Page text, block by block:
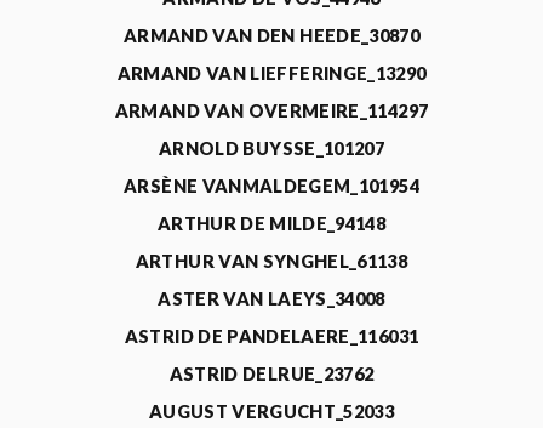
ARMAND VAN DEN HEEDE_30870
ARMAND VAN LIEFFERINGE_13290
ARMAND VAN OVERMEIRE_114297
ARNOLD BUYSSE_101207
ARSÈNE VANMALDEGEM_101954
ARTHUR DE MILDE_94148
ARTHUR VAN SYNGHEL_61138
ASTER VAN LAEYS_34008
ASTRID DE PANDELAERE_116031
ASTRID DELRUE_23762
AUGUST VERGUCHT_52033